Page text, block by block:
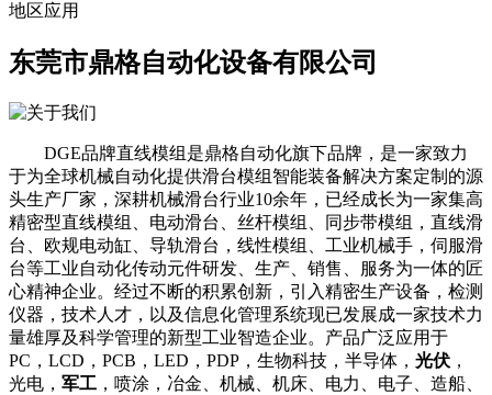
地区应用
东莞市鼎格自动化设备有限公司
DGE品牌直线模组是鼎格自动化旗下品牌，是一家致力
于为全球机械自动化提供滑台模组智能装备解决方案定制的源
头生产厂家，深耕机械滑台行业10余年，已经成长为一家集高
精密型直线模组、电动滑台、丝杆模组、同步带模组，直线滑
台、欧规电动缸、导轨滑台，线性模组、工业机械手，伺服滑
台等工业自动化传动元件研发、生产、销售、服务为一体的匠
心精神企业。经过不断的积累创新，引入精密生产设备，检测
仪器，技术人才，以及信息化管理系统现已发展成一家技术力
量雄厚及科学管理的新型工业智造企业。产品广泛应用于
PC，LCD，PCB，LED，PDP，生物科技，半导体， 光伏 ，
光电， 军工 ，喷涂，冶金、机械、机床、电力、电子、造船、